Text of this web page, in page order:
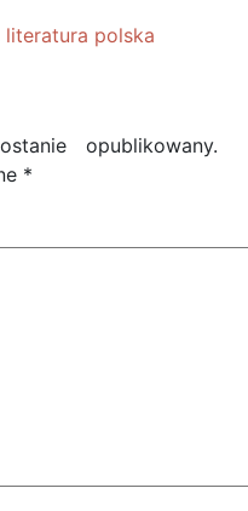
literatura polska
opublikowany.
*